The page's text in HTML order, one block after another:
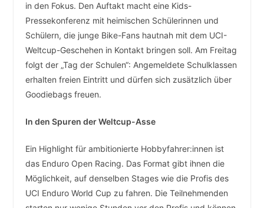
in den Fokus. Den Auftakt macht eine Kids-
Pressekonferenz mit heimischen Schülerinnen und
Schülern, die junge Bike-Fans hautnah mit dem UCI-
Weltcup-Geschehen in Kontakt bringen soll. Am Freitag
folgt der „Tag der Schulen“: Angemeldete Schulklassen
erhalten freien Eintritt und dürfen sich zusätzlich über
Goodiebags freuen.
In den Spuren der Weltcup-Asse
Ein Highlight für ambitionierte Hobbyfahrer:innen ist
das Enduro Open Racing. Das Format gibt ihnen die
Möglichkeit, auf denselben Stages wie die Profis des
UCI Enduro World Cup zu fahren. Die Teilnehmenden